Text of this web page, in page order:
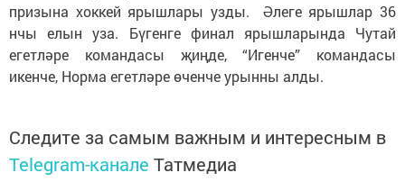
призына хоккей ярышлары узды. Әлеге ярышлар 36
нчы елын уза. Бүгенге финал ярышларында Чутай
егетләре командасы җиңде, “Игенче” командасы
икенче, Норма егетләре өченче урынны алды.
Следите за самым важным и интересным в
Telegram-канале Татмедиа